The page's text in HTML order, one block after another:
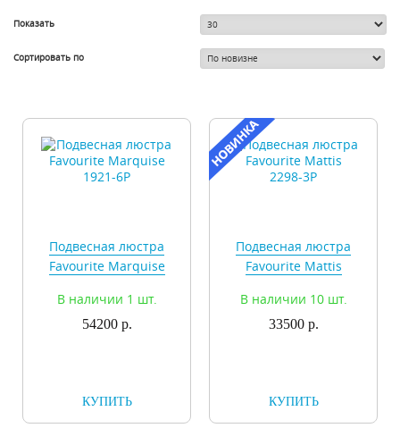
Показать
Сортировать по
Подвесная люстра
Favourite Marquise
В наличии 1 шт.
54200 р.
КУПИТЬ
Подвесная люстра
Favourite Mattis
В наличии 10 шт.
33500 р.
КУПИТЬ